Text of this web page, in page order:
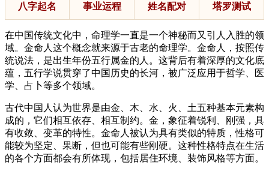
八字起名 事业运程 姓名配对 塔罗测试
在中国传统文化中，命理学一直是一个神秘而又引人入胜的领
域。金命人这个概念就来源于古老的命理学。金命人，按照传
统说法，是出生年份五行属金的人。这背后有着深厚的文化底
蕴，五行学说贯穿了中国历史的长河，被广泛应用于哲学、医
学、占卜等多个领域。
古代中国人认为世界是由金、木、水、火、土五种基本元素构
成的，它们相互依存、相互制约。金，象征着锐利、刚强，具
有收敛、变革的特性。金命人被认为具有类似的特质，性格可
能较为坚定、果断，但也可能有些刚硬。这种性格特点在生活
的各个方面都会有所体现，包括居住环境、装饰风格等方面。